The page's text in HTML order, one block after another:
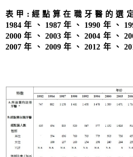
表甲:經點算在職牙醫的選
1984年、 1987年、 1990年、
2000年、 2003年、2004年、
2007年、 2009年、2012年、